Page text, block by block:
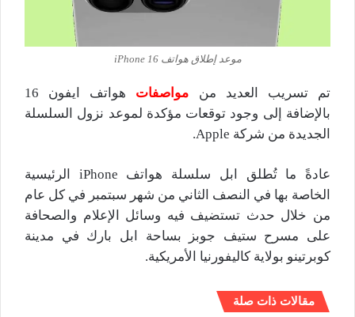
موعد إطلاق هواتف iPhone 16
تم تسريب العديد من مواصفات
هواتف ايفون 16
بالإضافة إلى وجود توقعات مؤكدة لموعد نزول السلسلة
الجديدة من شركة Apple.
عادةً ما تُطلق ابل سلسلة هواتف iPhone الرئيسية
الخاصة بها في النصف الثاني من شهر سبتمبر في كل عام
من خلال حدث تستضيف فيه وسائل الإعلام والصحافة
على مسرح ستيف جوبز بساحة ابل بارك في مدينة
كوبرتينو بولاية كاليفورنيا الأمريكية.
مقالات ذات صلة